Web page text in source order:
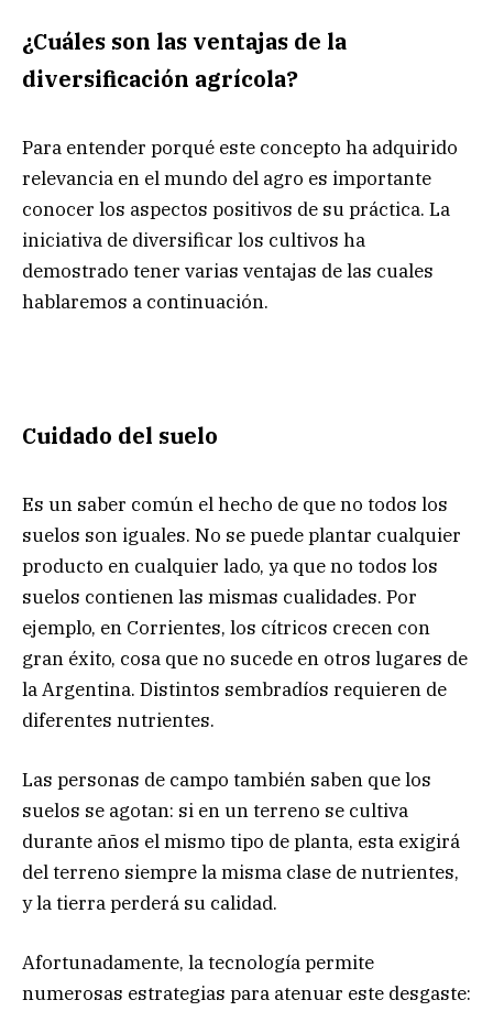
¿Cuáles son las ventajas de la
diversificación agrícola?
Para entender porqué este concepto ha adquirido
relevancia en el mundo del agro es importante
conocer los aspectos positivos de su práctica. La
iniciativa de diversificar los cultivos ha
demostrado tener varias ventajas de las cuales
hablaremos a continuación.
Cuidado del suelo
Es un saber común el hecho de que no todos los
suelos son iguales. No se puede plantar cualquier
producto en cualquier lado, ya que no todos los
suelos contienen las mismas cualidades. Por
ejemplo, en Corrientes, los cítricos crecen con
gran éxito, cosa que no sucede en otros lugares de
la Argentina. Distintos sembradíos requieren de
diferentes nutrientes.
Las personas de campo también saben que los
suelos se agotan: si en un terreno se cultiva
durante años el mismo tipo de planta, esta exigirá
del terreno siempre la misma clase de nutrientes,
y la tierra perderá su calidad.
Afortunadamente, la tecnología permite
numerosas estrategias para atenuar este desgaste: